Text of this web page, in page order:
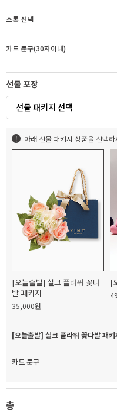
스톤 선택
카드 문구(30자이내)
선물 포장
선물 패키지 선택
아래 선물 패키지 상품을 선택하
[오늘출발] 실크 플라워 꽃다
발 패키지
35,000원
[
[오늘출발] 실크 플라워 꽃다발 패키
카드 문구
총